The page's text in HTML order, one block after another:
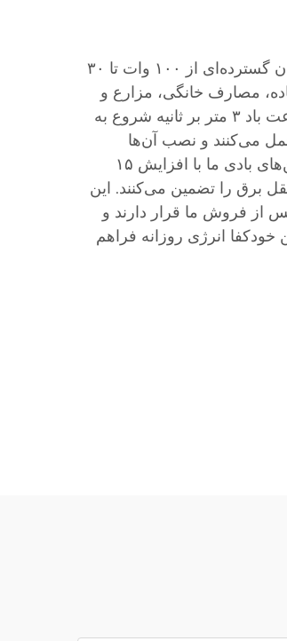
ما توربین‌های بادی قابل اعتمادی با محدوده توان گسترده‌ای از ۱۰۰ وات تا ۳۰
مصارف خانگی، مزارع و
ریزشبکه‌ها ایده‌آل هستند. این توربین‌ها از سرعت باد ۳ متر بر ثانیه شروع به
بر ثانیه را تحمل می‌کنند و نصب آن‌ها
به‌صورت ماژولار و ساده انجام می‌شود. توربین‌های بادی ما با افزایش ۱۵
برق را تضمین می‌کنند. این
فروش ما قرار دارند و
خودکفا انرژی روزانه فراهم